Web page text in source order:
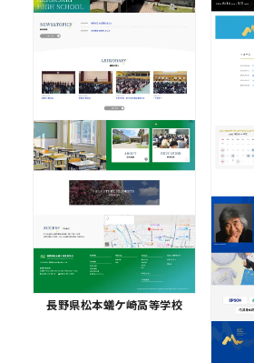
長野県松本蟻ケ崎高等学校